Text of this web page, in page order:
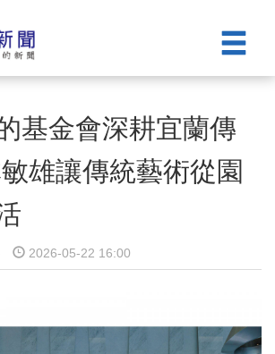
基金會深耕宜蘭傳
雄讓傳統藝術從園
2026-05-22 16:00